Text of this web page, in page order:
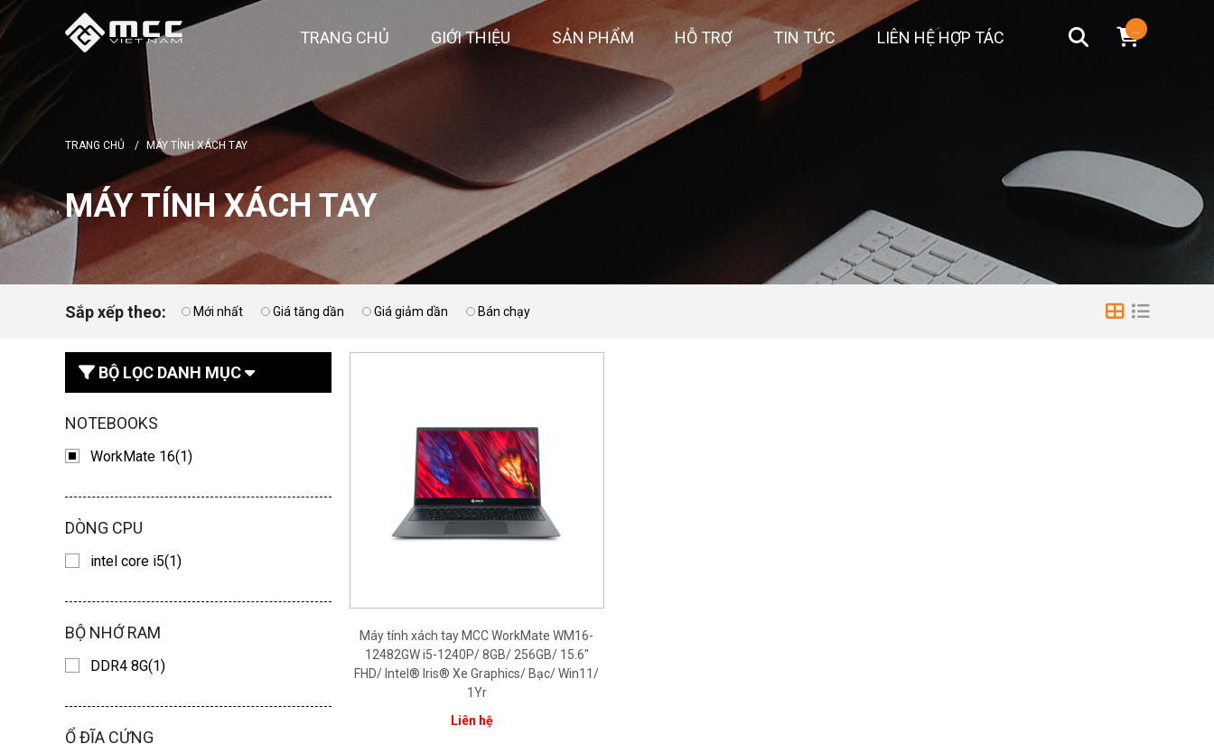
TRANG CHỦ GIỚI THIỆU SẢN PHẨM HỖ TRỢ TIN TỨC LIÊN HỆ HỢP TÁC ...
TRANG CHỦ / MÁY TÍNH XÁCH TAY
MÁY TÍNH XÁCH TAY
Sắp xếp theo: Mới nhất Giá tăng dần Giá giảm dần Bán chạy
BỘ LỌC DANH MỤC
NOTEBOOKS
WorkMate 16(1)
DÒNG CPU
intel core i5(1)
BỘ NHỚ RAM
DDR4 8G(1)
Ổ ĐĨA CỨNG
Máy tính xách tay MCC WorkMate WM16-
12482GW i5-1240P/ 8GB/ 256GB/ 15.6"
FHD/ Intel® Iris® Xe Graphics/ Bạc/ Win11/
1Yr
Liên hệ